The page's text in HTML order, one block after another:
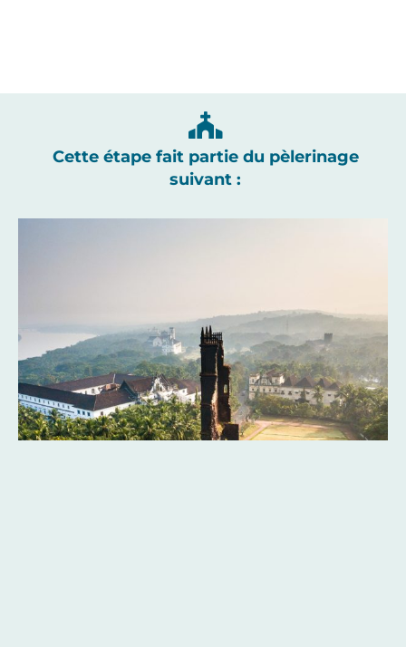
Cette étape fait partie du pèlerinage
suivant :